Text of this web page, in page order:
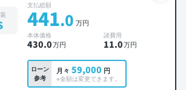
支払総額
441.0 万円
本体価格
430.0万円
諸費用
11.0万円
ローン
参考
月々 59,000 円
※金額は変更できます。